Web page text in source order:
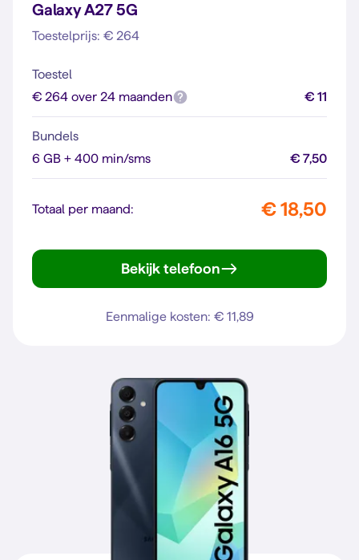
Galaxy A27 5G
Toestelprijs: € 264
Toestel
€ 264 over 24 maanden
€ 11
Bundels
6 GB + 400 min/sms
€ 7,50
Totaal per maand: € 18,50
Bekijk telefoon
Eenmalige kosten: € 11,89